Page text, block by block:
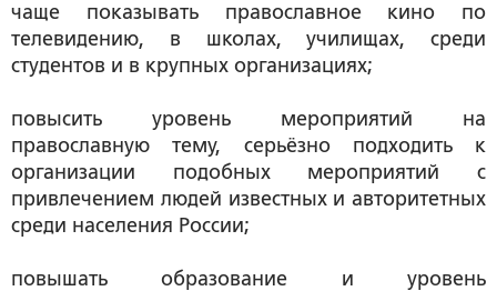
чаще показывать православное кино по
телевидению, в школах, училищах, среди
студентов и в крупных организациях;
повысить уровень мероприятий на
православную тему, серьёзно подходить к
организации подобных мероприятий с
привлечением людей известных и авторитетных
среди населения России;
повышать образование и уровень